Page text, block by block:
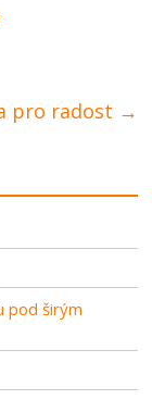
pro radost →
pod širým